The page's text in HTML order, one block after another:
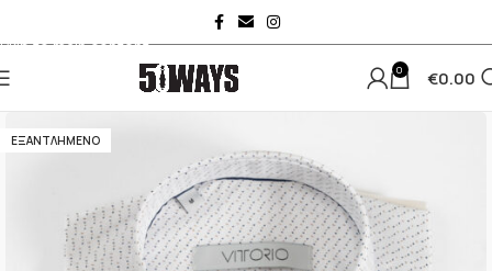
Skip to main content
0 €0.00
ΕΞΑΝΤΛΗΜΈΝΟ